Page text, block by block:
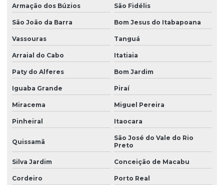
Manutenção preventiva ponte rolante itajaí
Manutenção preventiva ponte rolante jaraguá do sul
Manutenção preventiva ponte rolante joinville
Manutenção preventiva de ponte rolante em mg
Manutenção preventiva de ponte rolante em pr
Manutenção preventiva ponte rolante rio do sul
Manutenção preventiva de ponte rolante em rs
Manutenção preventiva ponte rolante são josé dos pinhais
Armação dos Búzios São Fidélis
São João da Barra Bom Jesus do Itabapoana
Vassouras Tanguá
Arraial do Cabo Itatiaia
Paty do Alferes Bom Jardim
Iguaba Grande Piraí
Miracema Miguel Pereira
Pinheiral Itaocara
Quissamã
São José do Vale do Rio
Preto
Silva Jardim Conceição de Macabu
Cordeiro Porto Real